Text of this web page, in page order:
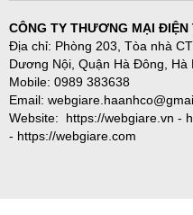
CÔNG TY THƯƠNG MẠI ĐIỆN
Địa chỉ: Phòng 203, Tòa nhà
Dương Nội, Quận Hà Đông, Hà
Mobile: 0989 383638
Email:
Website: https://webgiare.vn -
- https://webgiare.com